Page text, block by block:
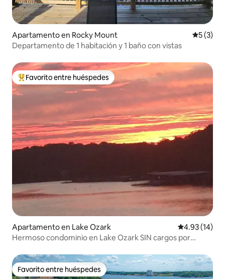
Apartamento en Rocky Mount
5 (3)
Departamento de 1 habitación y 1 baño con vistas
Favorito entre huéspedes preferido
Favorito entre huéspedes
Apartamento en Lake Ozark Calificación
4.93 (14)
Hermoso condominio en Lake Ozark SIN cargos por
Favorito entre huéspedes
Favorito entre huéspedes